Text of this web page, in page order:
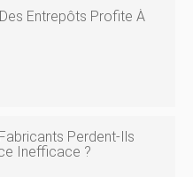
Entrepôts Profite À
Perdent-Ils
Inefficace ?